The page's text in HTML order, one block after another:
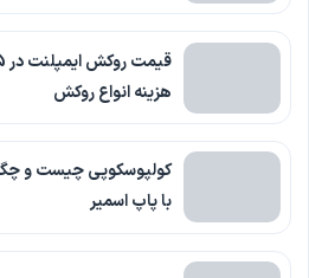
هزینه انواع روکش
کولپوسکوپی چیست و
با پاپ اسمیر